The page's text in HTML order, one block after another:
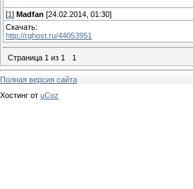
[1 ] Madfan [24.02.2014, 01:30]
Скачать:
http://rghost.ru/44053951
Страница 1 из 1 1
Полная версия сайта
Хостинг от uCoz